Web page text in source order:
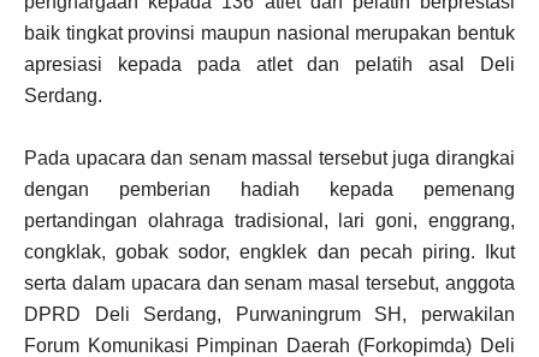
baik tingkat provinsi maupun nasional merupakan bentuk
apresiasi kepada pada atlet dan pelatih asal Deli
Serdang.
Pada upacara dan senam massal tersebut juga dirangkai
dengan pemberian hadiah kepada pemenang
pertandingan olahraga tradisional, lari goni, enggrang,
congklak, gobak sodor, engklek dan pecah piring. Ikut
serta dalam upacara dan senam masal tersebut, anggota
DPRD Deli Serdang, Purwaningrum SH, perwakilan
Forum Komunikasi Pimpinan Daerah (Forkopimda) Deli